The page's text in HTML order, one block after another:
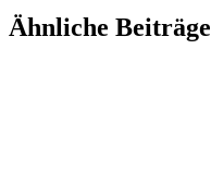
Ähnliche Beiträge